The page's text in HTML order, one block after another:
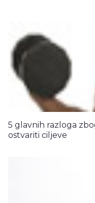
5 glavnih razloga
ostvariti ciljeve